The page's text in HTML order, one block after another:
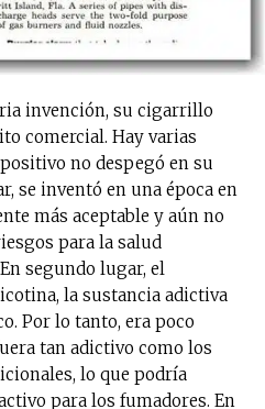
invención, su cigarrillo
comercial. Hay varias
no despegó en su
se inventó en una época en
más aceptable y aún no
para la salud
segundo lugar, el
la sustancia adictiva
Por lo tanto, era poco
tan adictivo como los
lo que podría
para los fumadores. En